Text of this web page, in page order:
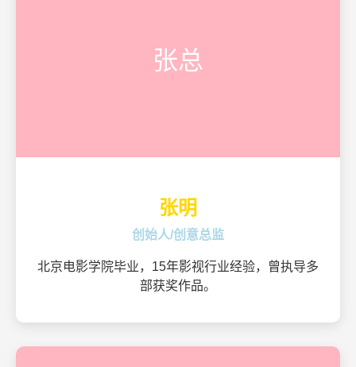
张总
张明
创始人/创意总监
北京电影学院毕业，15年影视行业经验，曾执导多
部获奖作品。